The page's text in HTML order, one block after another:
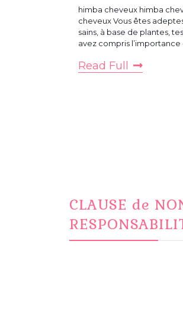
himba cheveux himba
cheveux Vous êtes
sains, à base de plantes,
avez compris
Read Full
CLAUSE de